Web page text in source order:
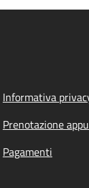
Informativa
Prenotazione
Pagamenti